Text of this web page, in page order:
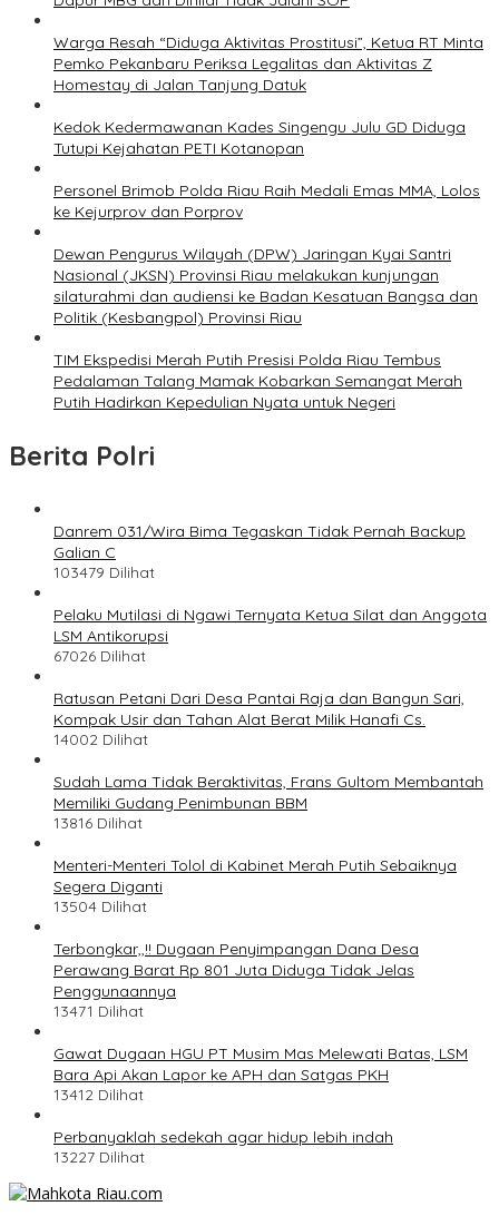
Warga Resah “Diduga Aktivitas Prostitusi”, Ketua RT Minta
Pemko Pekanbaru Periksa Legalitas dan Aktivitas Z
Homestay di Jalan Tanjung Datuk
Kedok Kedermawanan Kades Singengu Julu GD Diduga
Tutupi Kejahatan PETI Kotanopan
Personel Brimob Polda Riau Raih Medali Emas MMA, Lolos
ke Kejurprov dan Porprov
Dewan Pengurus Wilayah (DPW) Jaringan Kyai Santri
Nasional (JKSN) Provinsi Riau melakukan kunjungan
silaturahmi dan audiensi ke Badan Kesatuan Bangsa dan
Politik (Kesbangpol) Provinsi Riau
TIM Ekspedisi Merah Putih Presisi Polda Riau Tembus
Pedalaman Talang Mamak Kobarkan Semangat Merah
Putih Hadirkan Kepedulian Nyata untuk Negeri
Berita Polri
Danrem 031/Wira Bima Tegaskan Tidak Pernah Backup
Galian C
103479 Dilihat
Pelaku Mutilasi di Ngawi Ternyata Ketua Silat dan Anggota
LSM Antikorupsi
67026 Dilihat
Ratusan Petani Dari Desa Pantai Raja dan Bangun Sari,
Kompak Usir dan Tahan Alat Berat Milik Hanafi Cs.
14002 Dilihat
Sudah Lama Tidak Beraktivitas, Frans Gultom Membantah
Memiliki Gudang Penimbunan BBM
13816 Dilihat
Menteri-Menteri Tolol di Kabinet Merah Putih Sebaiknya
Segera Diganti
13504 Dilihat
Terbongkar,,!! Dugaan Penyimpangan Dana Desa
Perawang Barat Rp 801 Juta Diduga Tidak Jelas
Penggunaannya
13471 Dilihat
Gawat Dugaan HGU PT Musim Mas Melewati Batas, LSM
Bara Api Akan Lapor ke APH dan Satgas PKH
13412 Dilihat
Perbanyaklah sedekah agar hidup lebih indah
13227 Dilihat